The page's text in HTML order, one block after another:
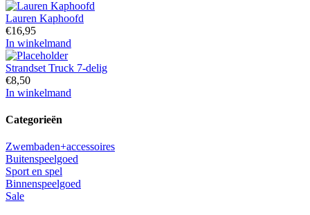
Lauren Kaphoofd
€16,95
In winkelmand
Strandset Truck 7-delig
€8,50
In winkelmand
Categorieën
Zwembaden+accessoires
Buitenspeelgoed
Sport en spel
Binnenspeelgoed
Sale